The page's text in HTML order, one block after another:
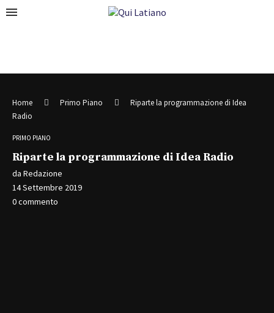
Home Primo Piano
Riparte la programmazione di Idea
Radio
PRIMO PIANO
Riparte la programmazione di Idea Radio
da Redazione
14 Settembre 2019
0 commento